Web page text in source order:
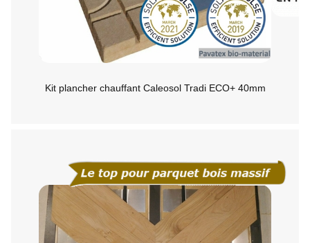
Kit plancher chauffant Caleosol Tradi ECO+ 40mm